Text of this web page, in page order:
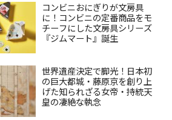
コンビニおにぎりが文房具
に！コンビニの定番商品をモ
チーフにした文房具シリーズ
『ジムマート』誕生
世界遺産決定で脚光！日本初
の巨大都城・藤原京を創り上
げた知られざる女帝・持統天
皇の凄絶な執念